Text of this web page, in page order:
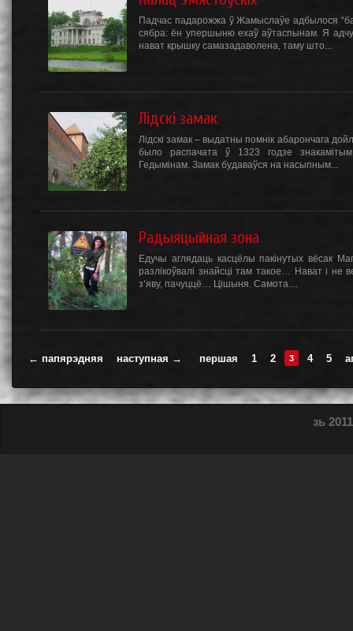
Падчас падарожжа ў Жамыслаўе адбылося
сябра: ён упершыню ехаў аўтаспынам. Я
нават крышку самазадаволена, таму што...
Лідскі замак
Лідскі замак – выдатны помнік абарончага
было распачата ў 1323 годзе знакамітым
Гедымінам. Замак будаваўся на насыпным...
Радыяцыйная зона
Едучы аглядаць касцёлы пакінутых вёсак
разлікоўвалі знайсці там такое… Нават і не
з’яву, пачуццё… Цішыня. Самота....
← папярэдняя наступная → першая 1 2 3 4 5
зь 2011